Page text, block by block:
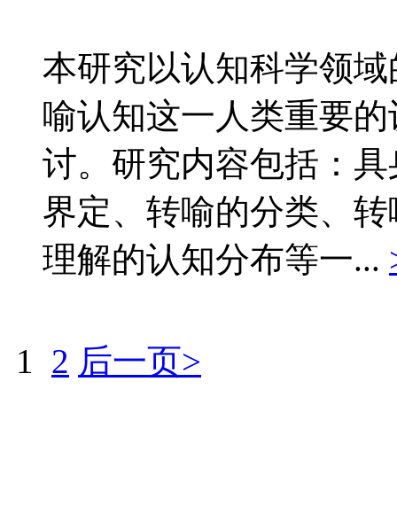
本研究以认知科学领
喻认知这一人类重要
讨。研究内容包括：
界定、转喻的分类、
理解的认知分布等一...
1 2 后一页>